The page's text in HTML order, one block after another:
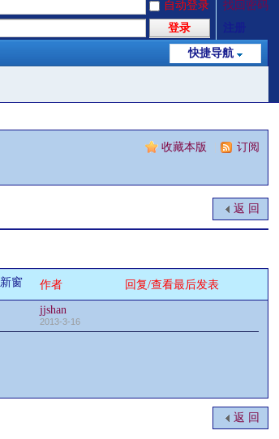
自动登录
找回密码
登录
快捷导航
收藏本版 订阅
返 回
新窗 作者 回复/查看最后发表
jjshan
2013-3-16
返 回